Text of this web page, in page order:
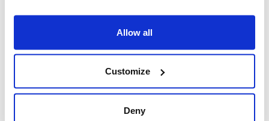
Allow all
Customize
Deny
Motoröl
: 1,2 Liter
: Ja
Reifengröße, hinten
: 15''
Schnittbreite
: 76 cm
: 30-76 mm